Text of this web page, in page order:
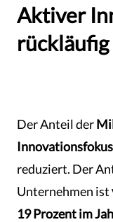
Aktiver
rückläufig
Der Anteil der
Innovationsfokus
reduziert. Der
Unternehmen ist
19 Prozent im